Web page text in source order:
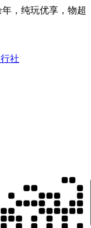
，纯玩优享，物超
社